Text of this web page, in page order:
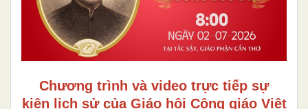
Chương trình và video trực tiếp sự
kiện lịch sử của Giáo hội Công giáo Việt